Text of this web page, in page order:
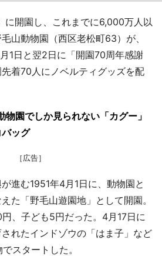
開園し、これまでに6,000万人以
山動物園（西区老松町63）が、
1日と翌2日に「開園70周年感謝
着70人にノベルティグッズを配
物園でしか見られない「カグー」
ッグ
［広告］
進む1951年4月1日に、動物園と
た「野毛山遊園地」として開園。
、子ども5円だった。4月17日に
れたインドゾウの「はま子」など
スタートした。